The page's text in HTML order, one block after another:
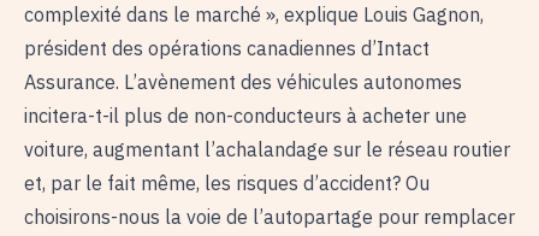
complexité dans le marché », explique Louis Gagnon,
président des opérations canadiennes d’Intact
Assurance. L’avènement des véhicules autonomes
incitera-t-il plus de non-conducteurs à acheter une
voiture, augmentant l’achalandage sur le réseau routier
et, par le fait même, les risques d’accident? Ou
choisirons-nous la voie de l’autopartage pour remplacer